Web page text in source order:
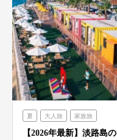
夏 大人旅 家族旅
食べる 体験する 禅坊靖寧
【2026年最新】淡路島の